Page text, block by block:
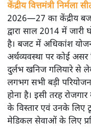
केंद्रीय वित्तमंत्री निर्मला
2026—27 का केंद्रीय बजट
द्वारा साल 2014 में जारी
है। बजट में अधिकांश
अर्थव्यवस्था पर कोई असर
दुर्लभ खनिज गलियारे से
लगभग सभी बड़ी
होना है। इसी तरह
के विस्तार एवं उनके लिए
मेडिकल सेवाओं के लिए